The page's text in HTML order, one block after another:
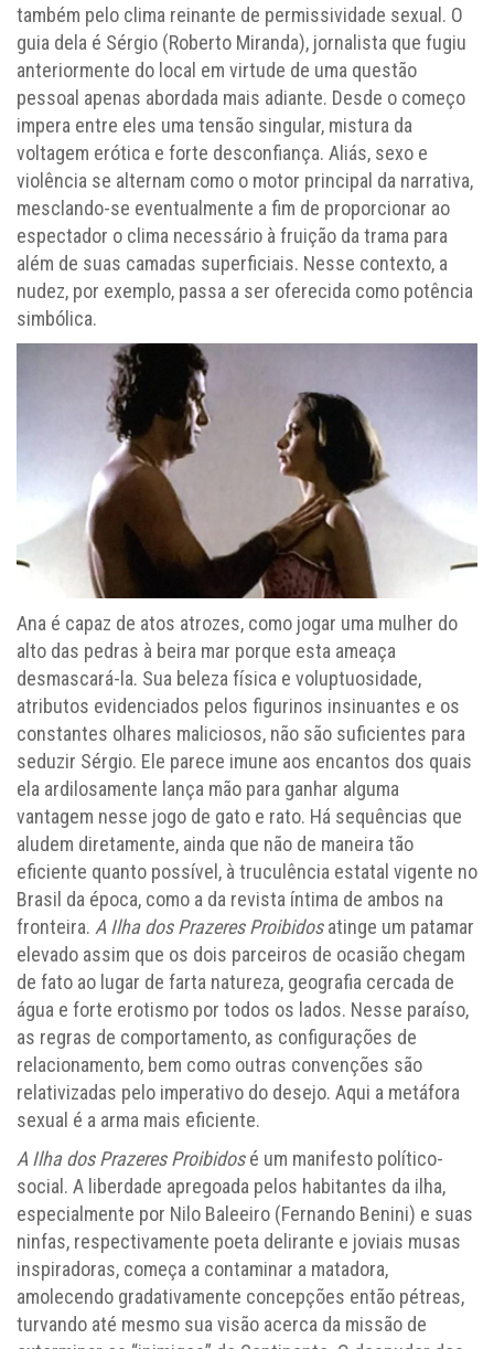
também pelo clima reinante de permissividade sexual. O
guia dela é Sérgio (Roberto Miranda), jornalista que fugiu
anteriormente do local em virtude de uma questão
pessoal apenas abordada mais adiante. Desde o começo
impera entre eles uma tensão singular, mistura da
voltagem erótica e forte desconfiança. Aliás, sexo e
violência se alternam como o motor principal da narrativa,
mesclando-se eventualmente a fim de proporcionar ao
espectador o clima necessário à fruição da trama para
além de suas camadas superficiais. Nesse contexto, a
nudez, por exemplo, passa a ser oferecida como potência
simbólica.
Ana é capaz de atos atrozes, como jogar uma mulher do
alto das pedras à beira mar porque esta ameaça
desmascará-la. Sua beleza física e voluptuosidade,
atributos evidenciados pelos figurinos insinuantes e os
constantes olhares maliciosos, não são suficientes para
seduzir Sérgio. Ele parece imune aos encantos dos quais
ela ardilosamente lança mão para ganhar alguma
vantagem nesse jogo de gato e rato. Há sequências que
aludem diretamente, ainda que não de maneira tão
eficiente quanto possível, à truculência estatal vigente no
Brasil da época, como a da revista íntima de ambos na
fronteira. A Ilha dos Prazeres Proibidosatinge um patamar
elevado assim que os dois parceiros de ocasião chegam
de fato ao lugar de farta natureza, geografia cercada de
água e forte erotismo por todos os lados. Nesse paraíso,
as regras de comportamento, as configurações de
relacionamento, bem como outras convenções são
relativizadas pelo imperativo do desejo. Aqui a metáfora
sexual é a arma mais eficiente.
A Ilha dos Prazeres Proibidosé um manifesto político-
social. A liberdade apregoada pelos habitantes da ilha,
especialmente por Nilo Baleeiro (Fernando Benini) e suas
ninfas, respectivamente poeta delirante e joviais musas
inspiradoras, começa a contaminar a matadora,
amolecendo gradativamente concepções então pétreas,
turvando até mesmo sua visão acerca da missão de